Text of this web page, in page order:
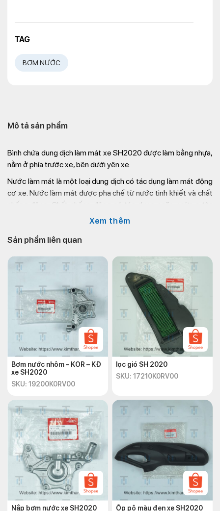
TAG
BƠM NƯỚC
Mô tả sản phẩm
Bình chứa dung dịch làm mát xe SH2020 được làm bằng nhựa,
nằm ở phía trước xe, bên dưới yên xe.
Nước làm mát là một loại dung dịch có tác dụng làm mát động
cơ xe. Nước làm mát được pha chế từ nước tinh khiết và chất
chống đông. Chất chống đông có tác dụng ngăn ngừa nước
làm mát bị đóng băng trong mùa đông và bị sôi trong mùa hè.
nhà sản xuất xe.
Dưới đây là một số lưu ý khi sử dụng bình chứa dung dịch làm
mát xe SH2020:
Không sử dụng nước lã để thay thế nước làm mát.
Không pha chế nước làm mát với các loại dung dịch khác.
Không sử dụng nước làm mát đã hết hạn sử dụng.
Thường xuyên kiểm tra mực nước làm mát và bổ sung
thêm nước làm mát khi cần thiết.
Thay thế nước làm mát định kỳ theo khuyến cáo của nhà
sản xuất xe.
Việc sử dụng bình chứa dung dịch làm mát đúng cách sẽ giúp
động cơ xe của bạn hoạt động tốt và bền hơn. Đặt ngay
tùng xe SH2020này tạicửa hàng Kim Thành Onlinevới
mức giá ưu đãi ngay hôm nay.
Xem thêm
Sản phẩm liên quan
Bơm nước nhôm – KOR – KĐ
xe SH2020
SKU: 19200K0RV00
lọc gió SH 2020
SKU: 17210K0RV00
Nắp bơm nước xe SH2020 Ốp pô màu đen xe SH2020